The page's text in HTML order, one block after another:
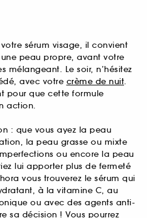
sérum visage, il convient
peau propre, avant votre
mélangeant. Le soir, n’hésitez
avec votre crème de nuit.
pour que cette formule
action.
: que vous ayez la peau
la peau grasse ou mixte
ou encore la peau
lui apporter plus de fermeté
vous trouverez le sérum qui
à la vitamine C, au
ou avec des agents anti-
sa décision ! Vous pourrez